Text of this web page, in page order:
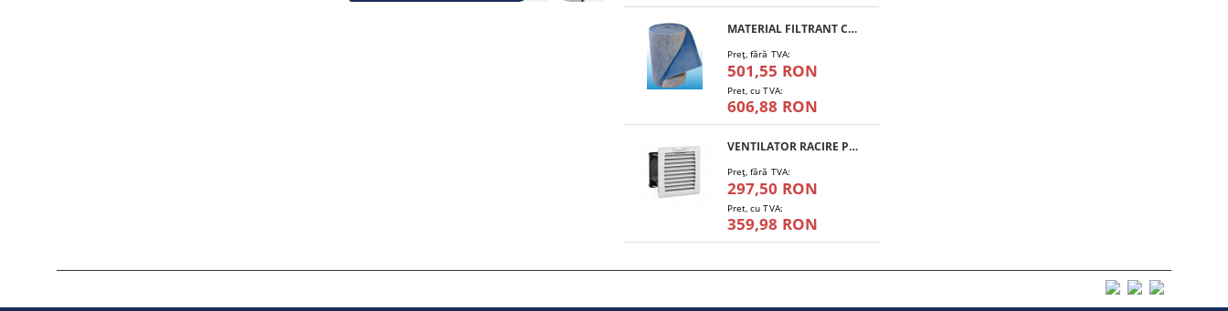
MATERIAL FILTRANT CLASA G4 - RULOU
Preţ, fără TVA:
501,55 RON
Pret, cu TVA:
606,88 RON
VENTILATOR RACIRE PFANNENBERG PF 11.000
Preţ, fără TVA:
297,50 RON
Pret, cu TVA:
359,98 RON